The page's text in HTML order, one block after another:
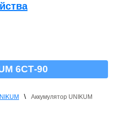
6СТ-90
\
Аккумулятор UNIKUM